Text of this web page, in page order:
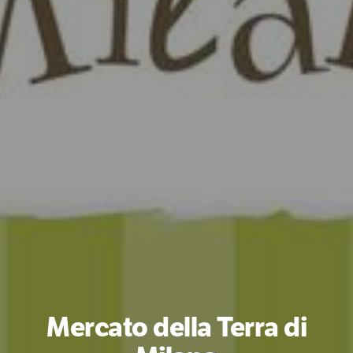
Mercato della Terra di